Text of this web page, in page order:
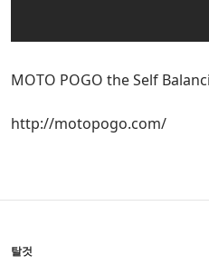
MOTO POGO the Self
http://motopogo.com/
탈것